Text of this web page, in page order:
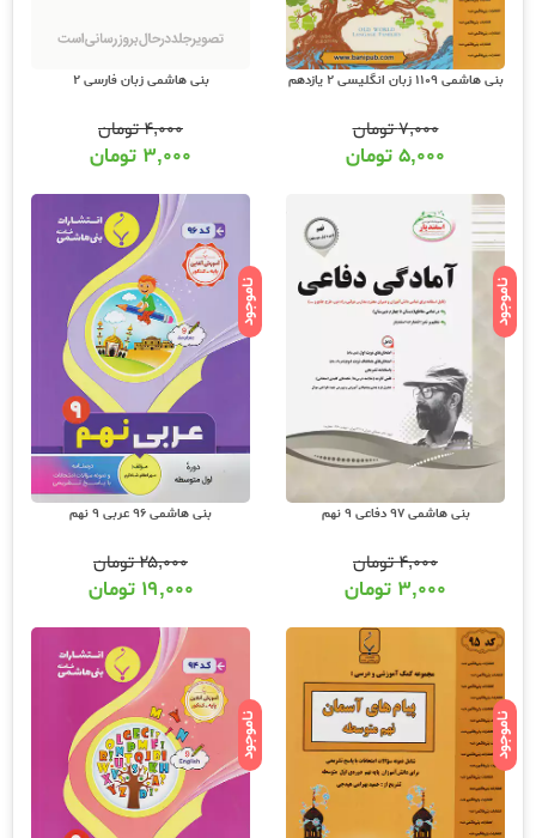
بنی هاشمی 1109 زبان انگلیسی 2 یازدهم
۷,۰۰۰تومان
۵,۰۰۰ تومان
بنی هاشمی زبان فارسی 2
۴,۰۰۰تومان
۳,۰۰۰ تومان
ناموجود
بنی هاشمی 97 دفاعی 9 نهم
۴,۰۰۰تومان
۳,۰۰۰ تومان
ناموجود
بنی هاشمی 96 عربی 9 نهم
۲۵,۰۰۰تومان
۱۹,۰۰۰ تومان
ناموجود ناموجود